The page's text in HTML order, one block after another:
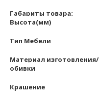
Габариты товара:
Высота(мм)
Тип Мебели
Материал изготовления/
обивки
Крашение